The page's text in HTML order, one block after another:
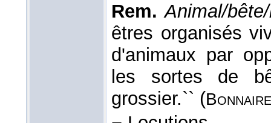
Rem.Animal/
êtres organisés
d'animaux par
les sortes de
grossier.`` (Bonnaire